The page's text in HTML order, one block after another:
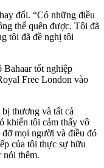
đổi. “Có những điều
thể quên được. Tôi đã
tôi đã đề nghị tôi
tốt nghiệp
Free London vào
thương và tất cả
khiến tôi cảm thấy vô
mọi người và điều đó
của tôi thực sự hữu
nói thêm.